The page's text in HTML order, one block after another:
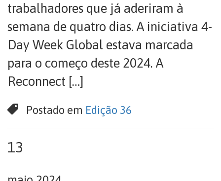
trabalhadores que já aderiram à
semana de quatro dias. A iniciativa 4-
Day Week Global estava marcada
para o começo deste 2024. A
Reconnect […]
Postado em Edição 36
13